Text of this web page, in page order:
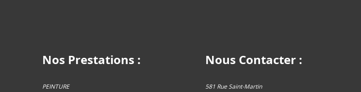
Nos Prestations :
PEINTURE
Nous Contacter :
581 Rue Saint-Martin